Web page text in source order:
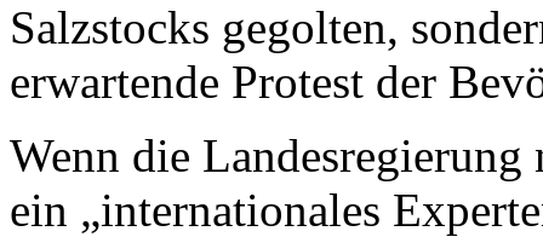
Salzstocks gegolten,
erwartende Protest der
Wenn die
ein „internationales